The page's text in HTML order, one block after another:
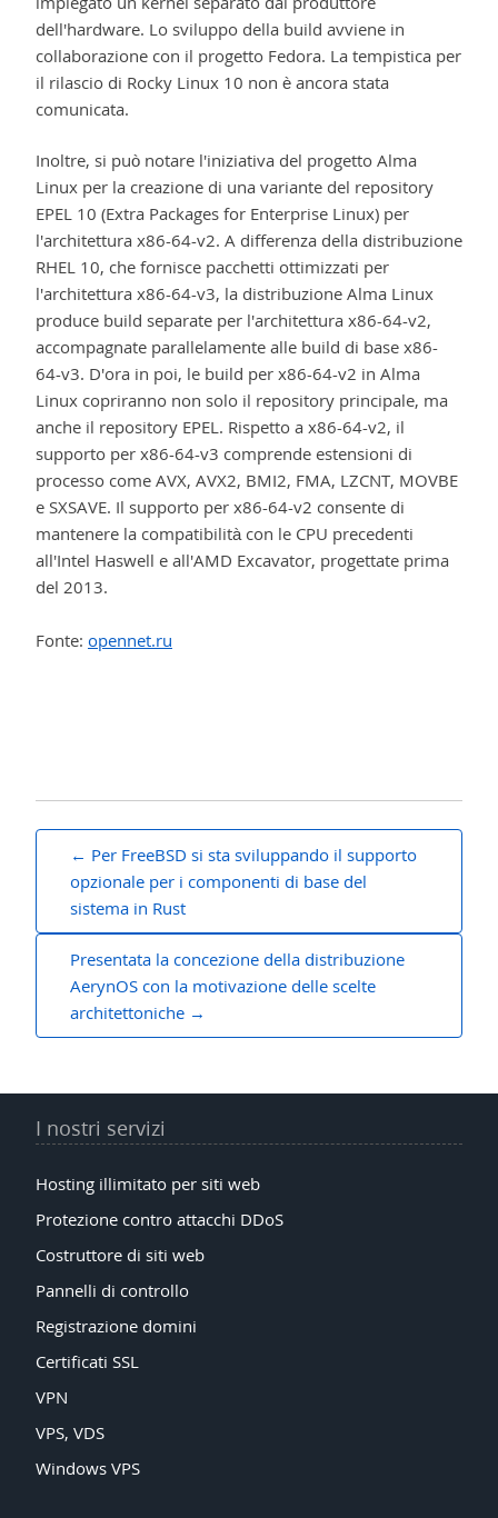
dell'hardware. Lo sviluppo della build avviene in
collaborazione con il progetto Fedora. La tempistica per
il rilascio di Rocky Linux 10 non è ancora stata
comunicata.
Inoltre, si può notare l'iniziativa del progetto Alma
Linux per la creazione di una variante del repository
EPEL 10 (Extra Packages for Enterprise Linux) per
l'architettura x86-64-v2. A differenza della distribuzione
RHEL 10, che fornisce pacchetti ottimizzati per
l'architettura x86-64-v3, la distribuzione Alma Linux
produce build separate per l'architettura x86-64-v2,
accompagnate parallelamente alle build di base x86-
64-v3. D'ora in poi, le build per x86-64-v2 in Alma
Linux copriranno non solo il repository principale, ma
anche il repository EPEL. Rispetto a x86-64-v2, il
supporto per x86-64-v3 comprende estensioni di
processo come AVX, AVX2, BMI2, FMA, LZCNT, MOVBE
e SXSAVE. Il supporto per x86-64-v2 consente di
mantenere la compatibilità con le CPU precedenti
all'Intel Haswell e all'AMD Excavator, progettate prima
del 2013.
Fonte: opennet.ru
Navigazione
articoli
Per FreeBSD si sta sviluppando il supporto
opzionale per i componenti di base del
sistema in Rust
Presentata la concezione della distribuzione
AerynOS con la motivazione delle scelte
architettoniche
I nostri servizi
Hosting illimitato per siti web
Protezione contro attacchi DDoS
Costruttore di siti web
Pannelli di controllo
Registrazione domini
Certificati SSL
VPN
VPS, VDS
Windows VPS